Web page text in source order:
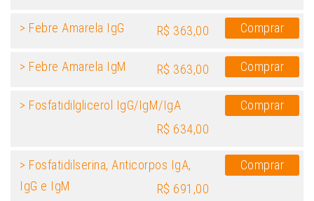
> Febre Amarela IgG R$ 363,00 Comprar
> Febre Amarela IgM R$ 363,00 Comprar
> Fosfatidilglicerol IgG/IgM/IgA
R$ 634,00
Comprar
> Fosfatidilserina, Anticorpos IgA,
IgG e IgM
R$ 691,00
Comprar